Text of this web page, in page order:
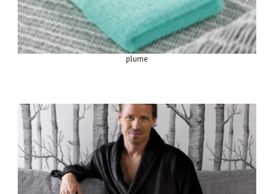
plume